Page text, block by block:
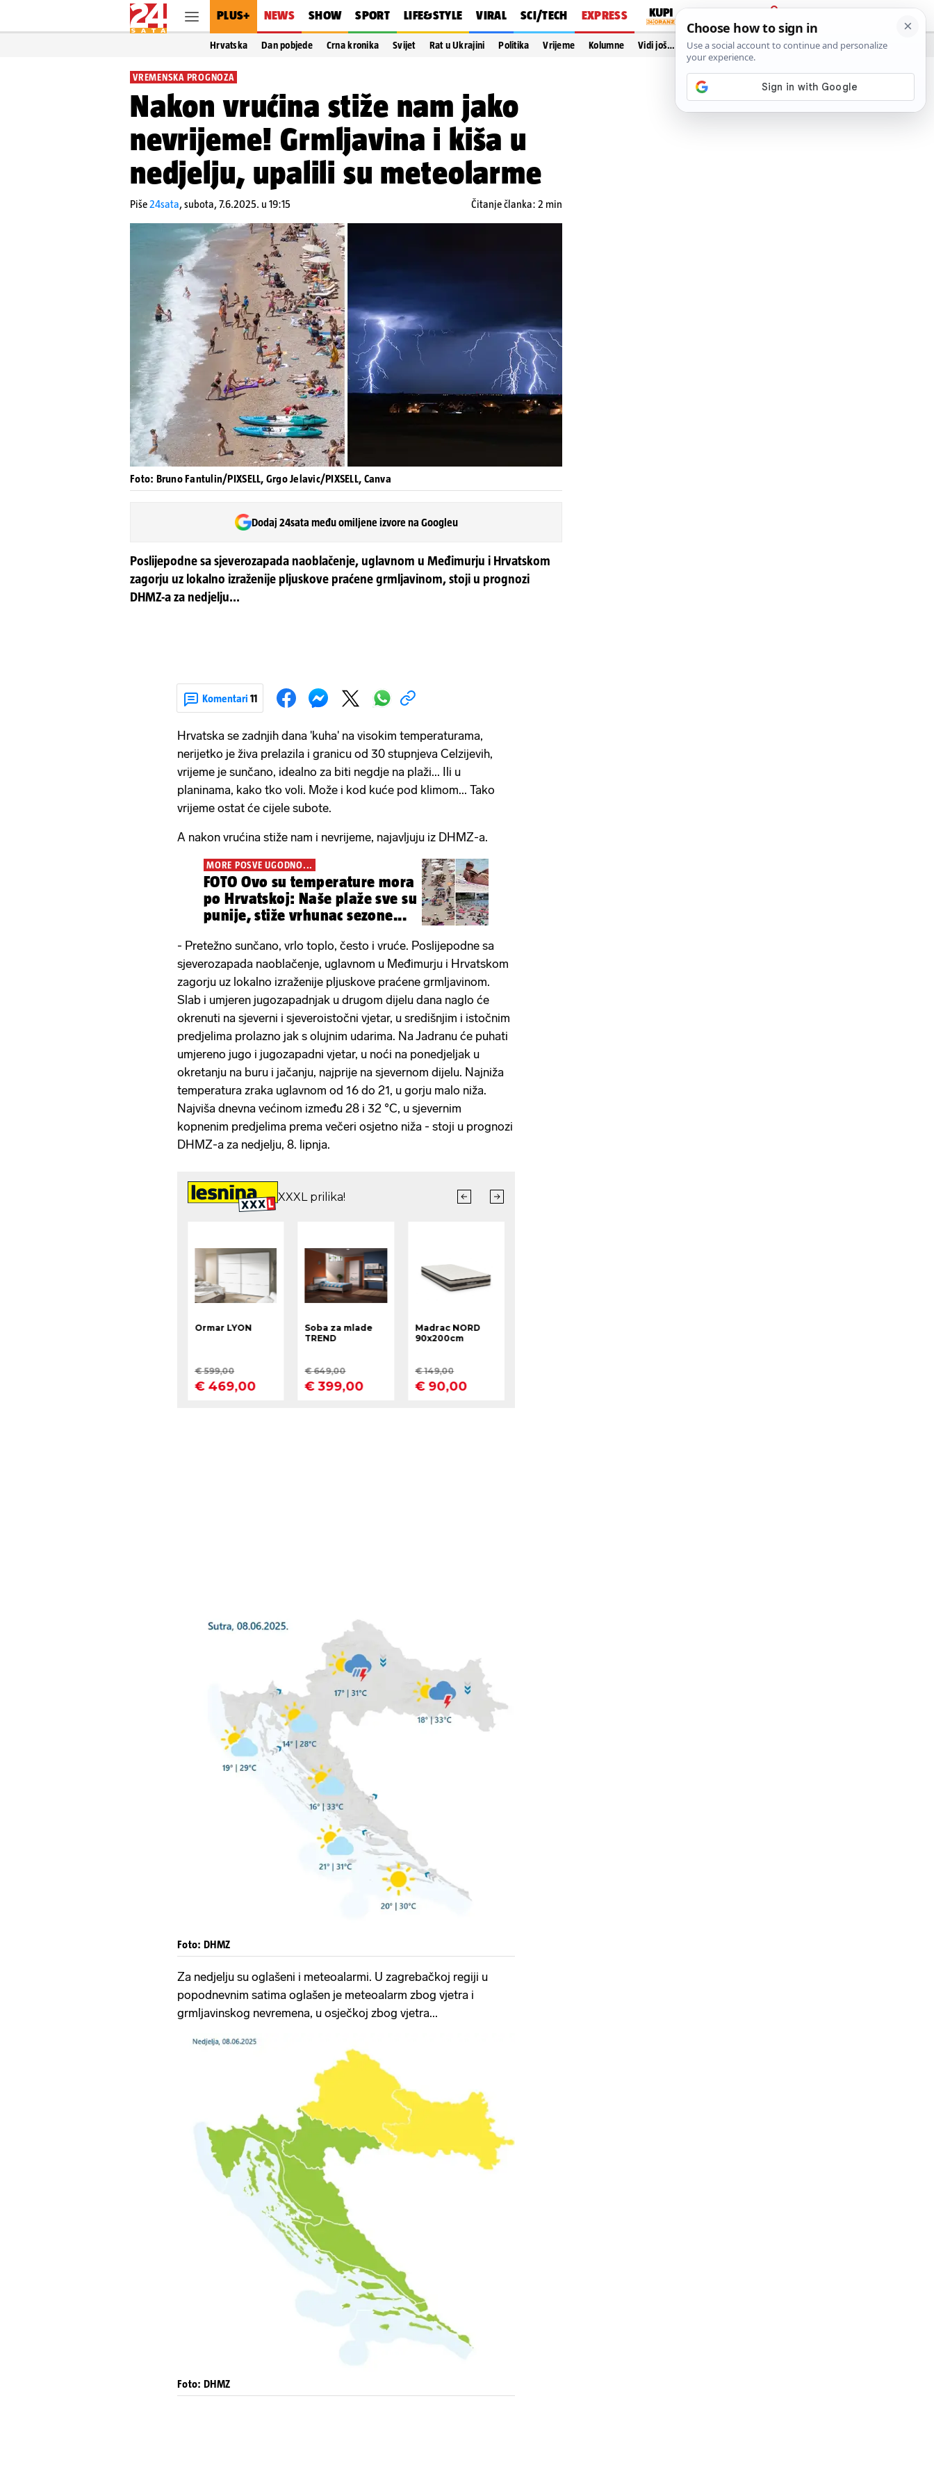
PLUS+ NEWS SHOW SPORT LIFE&STYLE VIRAL SCI/TECH EXPRESS
PRIJAVA
Hrvatska Dan pobjede Crna kronika Svijet Rat u Ukrajini Politika Vrijeme Kolumne Vidi još…
VREMENSKA PROGNOZA
Nakon vrućina stiže nam jako
nevrijeme! Grmljavina i kiša u
nedjelju, upalili su meteolarme
Piše24sata,subota, 7.6.2025. u 19:15 Čitanje članka: 2 min
Foto: Bruno Fantulin/PIXSELL, Grgo Jelavic/PIXSELL, Canva
Dodaj 24sata među omiljene izvore na Googleu
Poslijepodne sa sjeverozapada naoblačenje, uglavnom u Međimurju i Hrvatskom
zagorju uz lokalno izraženije pljuskove praćene grmljavinom, stoji u prognozi
DHMZ-a za nedjelju...
Komentari 11
Hrvatska se zadnjih dana 'kuha' na visokim temperaturama,
nerijetko je živa prelazila i granicu od 30 stupnjeva Celzijevih,
vrijeme je sunčano, idealno za biti negdje na plaži... Ili u
planinama, kako tko voli. Može i kod kuće pod klimom... Tako
vrijeme ostat će cijele subote.
A nakon vrućina stiže nam i nevrijeme, najavljuju iz DHMZ-a.
MORE POSVE UGODNO...
FOTO Ovo su temperature mora
po Hrvatskoj: Naše plaže sve su
punije, stiže vrhunac sezone...
- Pretežno sunčano, vrlo toplo, često i vruće. Poslijepodne sa
sjeverozapada naoblačenje, uglavnom u Međimurju i Hrvatskom
zagorju uz lokalno izraženije pljuskove praćene grmljavinom.
Slab i umjeren jugozapadnjak u drugom dijelu dana naglo će
okrenuti na sjeverni i sjeveroistočni vjetar, u središnjim i istočnim
predjelima prolazno jak s olujnim udarima. Na Jadranu će puhati
umjereno jugo i jugozapadni vjetar, u noći na ponedjeljak u
okretanju na buru i jačanju, najprije na sjevernom dijelu. Najniža
temperatura zraka uglavnom od 16 do 21, u gorju malo niža.
Najviša dnevna većinom između 28 i 32 °C, u sjevernim
kopnenim predjelima prema večeri osjetno niža - stoji u prognozi
DHMZ-a za nedjelju, 8. lipnja.
Foto: DHMZ
Za nedjelju su oglašeni i meteoalarmi. U zagrebačkoj regiji u
popodnevnim satima oglašen je meteoalarm zbog vjetra i
grmljavinskog nevremena, u osječkoj zbog vjetra...
Foto: DHMZ